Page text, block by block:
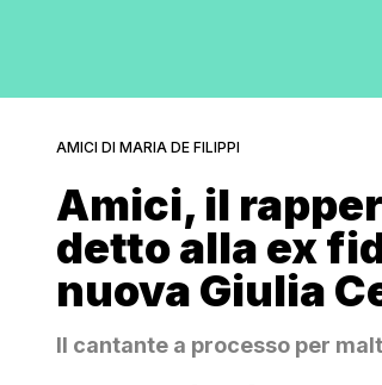
AMICI DI MARIA DE FILIPPI
Amici, il
detto alla ex
nuova Giulia
Il cantante a processo per